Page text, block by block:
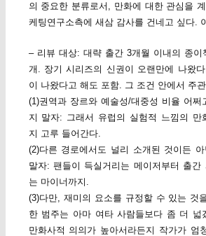
의 중요한 분류로서, 만화에 대한 관심을
케팅연구소측에 새삼 감사를 건네고 싶다.
– 리뷰 대상: 대략 출간 3개월 이내의 종이
개. 장기 시리즈의 신권이 오랜만에 나왔
이 나왔다고 해도 포함. 그 조건 안에서 주
(1)권역과 장르와 예술성/대중성 비율 어
지 말자: 그래서 유럽의 실험적 느낌의 만
지 고루 들어간다.
(2)다른 경로에서도 널리 소개된 것이든
말자: 팬들이 득실거리는 메이저부터 출간
는 마이너까지.
(3)다만, 재미의 요소를 규정할 수 있는 것
한 범주는 아마 여타 사람들보다 좀 더 넓
만화사적 의의가 높아서라든지 작가가 엄